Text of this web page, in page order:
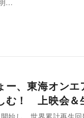
…
ー、東海オンエ
む！ 上映会＆
始し、世界累計再生